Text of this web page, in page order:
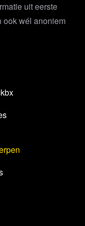
uit eerste
ook wél anoniem